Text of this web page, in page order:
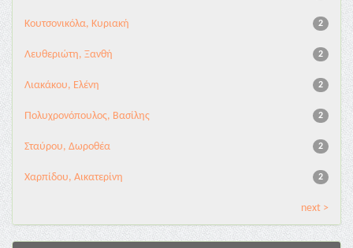
2
Κουτσονικόλα, Κυριακή
2
Λευθεριώτη, Ξανθή
2
Λιακάκου, Ελένη
2
Πολυχρονόπουλος, Βασίλης
2
Σταύρου, Δωροθέα
2
Χαρπίδου, Αικατερίνη
next >